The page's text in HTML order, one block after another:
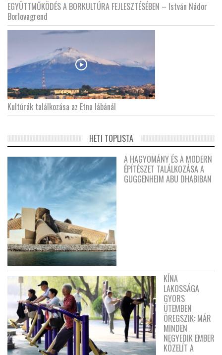
EGYÜTTMŰKÖDÉS A BORKULTÚRA FEJLESZTÉSÉBEN – István Nádor
Borlovagrend
Kultúrák találkozása az Etna lábánál
HETI TOPLISTA
A HAGYOMÁNY ÉS A MODERN
ÉPÍTÉSZET TALÁLKOZÁSA A
GUGGENHEIM ABU DHABIBAN
KÍNA
LAKOSSÁGA
GYORS
ÜTEMBEN
ÖREGSZIK: MÁR
MINDEN
NEGYEDIK EMBER
KÖZELÍT A